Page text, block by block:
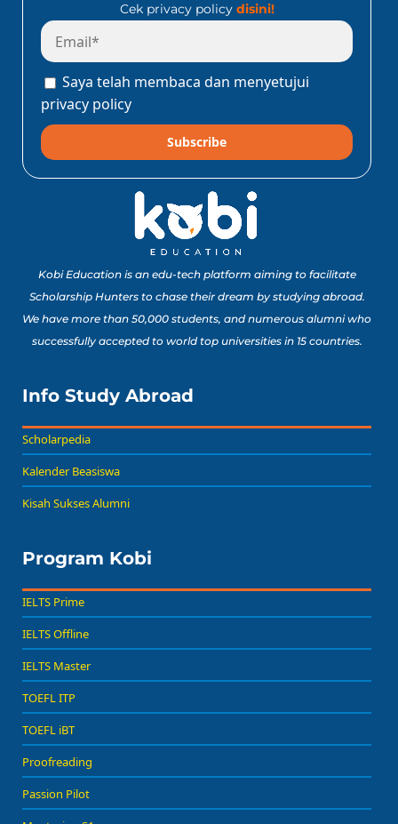
Cek privacy policy disini!
Saya telah membaca dan menyetujui
privacy policy
Subscribe
Kobi Education is an edu-tech platform aiming to facilitate
Scholarship Hunters to chase their dream by studying abroad.
We have more than 50,000 students, and numerous alumni who
successfully accepted to world top universities in 15 countries.
Info Study Abroad
Scholarpedia
Kalender Beasiswa
Kisah Sukses Alumni
Program Kobi
IELTS Prime
IELTS Offline
IELTS Master
TOEFL ITP
TOEFL iBT
Proofreading
Passion Pilot